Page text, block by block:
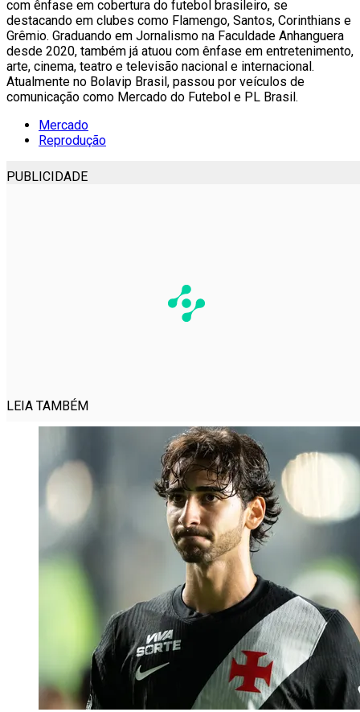
com ênfase em cobertura do futebol brasileiro, se
destacando em clubes como Flamengo, Santos, Corinthians e
Grêmio. Graduando em Jornalismo na Faculdade Anhanguera
desde 2020, também já atuou com ênfase em entretenimento,
arte, cinema, teatro e televisão nacional e internacional.
Atualmente no Bolavip Brasil, passou por veículos de
comunicação como Mercado do Futebol e PL Brasil.
Mercado
Reprodução
PUBLICIDADE
LEIA TAMBÉM